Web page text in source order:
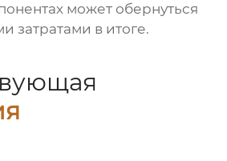
может обернуться
затратами в итоге.